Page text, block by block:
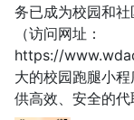
务已成为校园和
（访问网址：
https://
大的校园跑腿小
供高效、安全的代